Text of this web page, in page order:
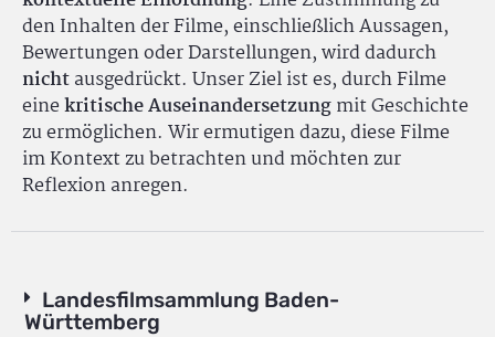
den Inhalten der Filme, einschließlich Aussagen,
Bewertungen oder Darstellungen, wird dadurch
nichtausgedrückt. Unser Ziel ist es, durch Filme
einekritische Auseinandersetzungmit Geschichte
zu ermöglichen. Wir ermutigen dazu, diese Filme
im Kontext zu betrachten und möchten zur
Reflexion anregen.
Landesfilmsammlung Baden-
Württemberg